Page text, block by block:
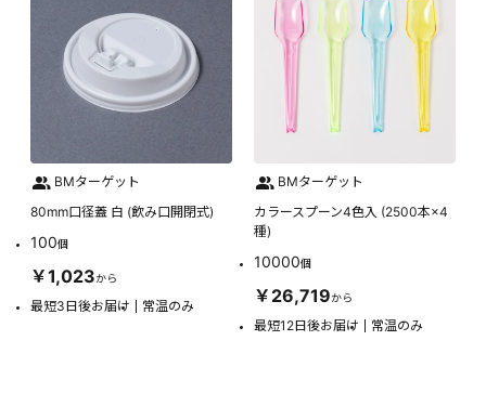
BMターゲット
80mm口径蓋 白 (飲み口開閉式)
100個
￥1,023から
最短3日後お届け 常温のみ
BMターゲット
カラースプーン4色入 (2500本×4
種)
10000個
￥26,719から
最短12日後お届け 常温のみ